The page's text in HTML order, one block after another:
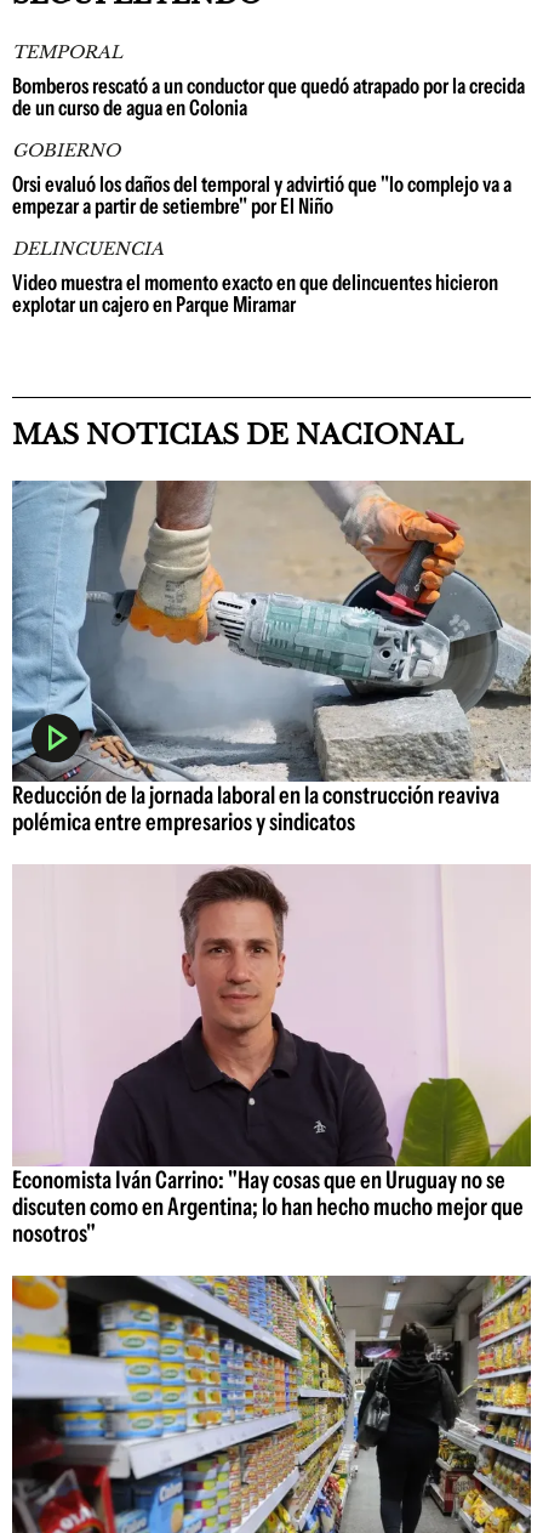
TEMPORAL
Bomberos rescató a un conductor que quedó atrapado por la crecida
de un curso de agua en Colonia
GOBIERNO
Orsi evaluó los daños del temporal y advirtió que "lo complejo va a
empezar a partir de setiembre" por El Niño
DELINCUENCIA
Video muestra el momento exacto en que delincuentes hicieron
explotar un cajero en Parque Miramar
MAS NOTICIAS DE NACIONAL
Reducción de la jornada laboral en la construcción reaviva
polémica entre empresarios y sindicatos
Economista Iván Carrino: "Hay cosas que en Uruguay no se
discuten como en Argentina; lo han hecho mucho mejor que
nosotros"